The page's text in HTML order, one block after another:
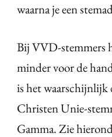
waarna je een
Bij VVD-stemmers
minder voor de
is het waarschijnlijk
Christen Unie-
Gamma. Zie